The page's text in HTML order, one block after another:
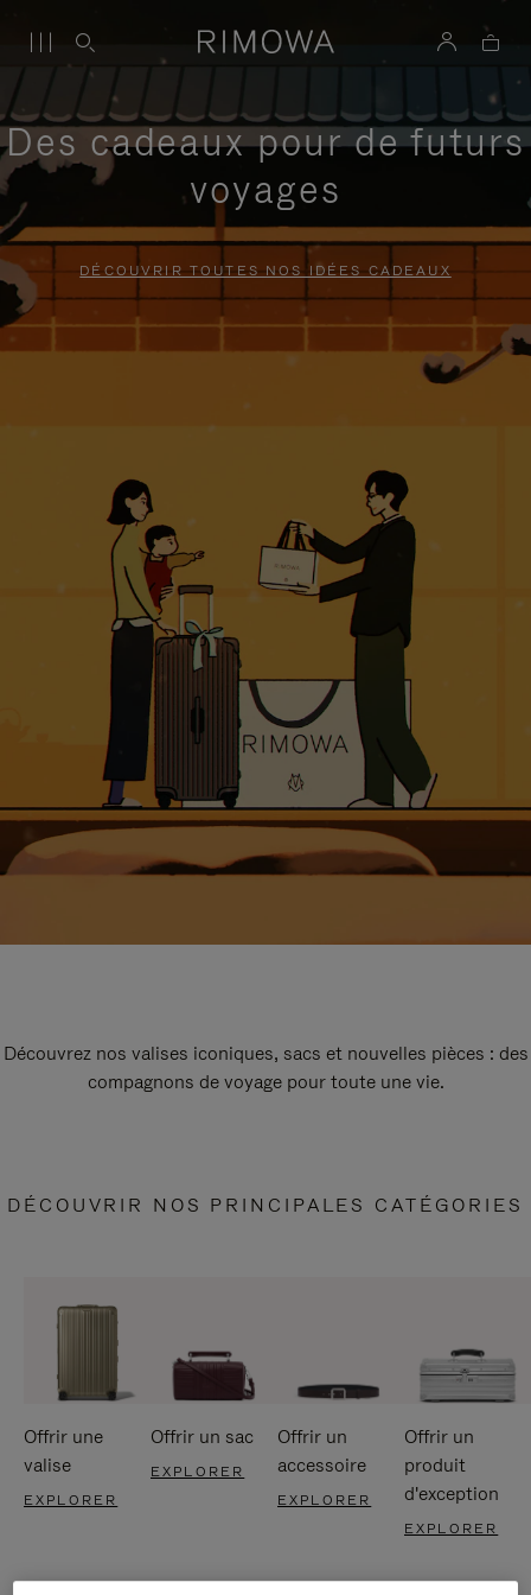
Des cadeaux pour de futurs
voyages
DÉCOUVRIR TOUTES NOS IDÉES CADEAUX
Découvrez nos valises iconiques, sacs et nouvelles pièces : des
compagnons de voyage pour toute une vie.
DÉCOUVRIR NOS PRINCIPALES CATÉGORIES
Offrir une
valise
EXPLORER
Offrir un sac
EXPLORER
Offrir un
accessoire
EXPLORER
Offrir un
produit
d'exception
EXPLORER